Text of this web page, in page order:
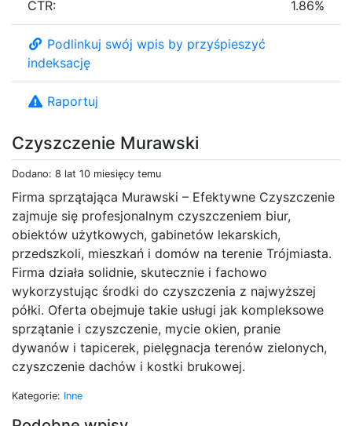
Czyszczenie Murawski
Dodano: 8 lat 10 miesięcy temu
Firma sprzątająca Murawski – Efektywne Czyszczenie
zajmuje się profesjonalnym czyszczeniem biur,
obiektów użytkowych, gabinetów lekarskich,
przedszkoli, mieszkań i domów na terenie Trójmiasta.
Firma działa solidnie, skutecznie i fachowo
wykorzystując środki do czyszczenia z najwyższej
półki. Oferta obejmuje takie usługi jak kompleksowe
sprzątanie i czyszczenie, mycie okien, pranie
dywanów i tapicerek, pielęgnacja terenów zielonych,
czyszczenie dachów i kostki brukowej.
Kategorie: Inne
CTR: 1.86%
Podlinkuj swój wpis by przyśpieszyć
indeksację
Raportuj